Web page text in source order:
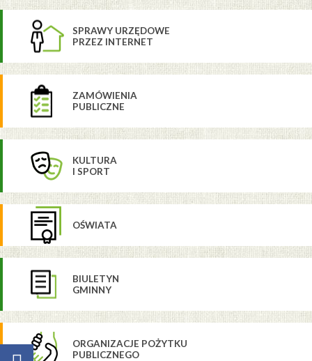
SPRAWY URZĘDOWE
PRZEZ INTERNET
ZAMÓWIENIA
PUBLICZNE
KULTURA
I SPORT
OŚWIATA
BIULETYN
GMINNY
ORGANIZACJE POŻYTKU
PUBLICZNEGO